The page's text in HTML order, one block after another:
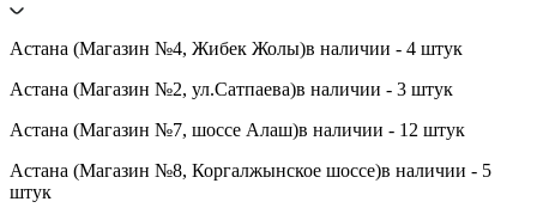
Астана (Магазин №4, Жибек Жолы)в наличии - 4 штук
Астана (Магазин №2, ул.Сатпаева)в наличии - 3 штук
Астана (Магазин №7, шоссе Алаш)в наличии - 12 штук
Астана (Магазин №8, Коргалжынское шоссе)в наличии - 5
штук